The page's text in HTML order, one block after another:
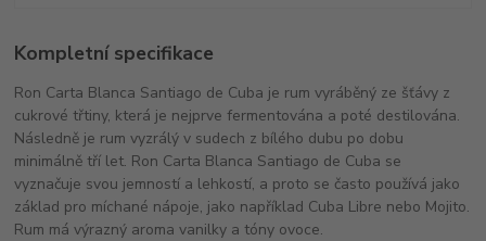
Kompletní specifikace
Ron Carta Blanca Santiago de Cuba je rum vyráběný ze šťávy z
cukrové třtiny, která je nejprve fermentována a poté destilována.
Následně je rum vyzrálý v sudech z bílého dubu po dobu
minimálně tří let. Ron Carta Blanca Santiago de Cuba se
vyznačuje svou jemností a lehkostí, a proto se často používá jako
základ pro míchané nápoje, jako například Cuba Libre nebo Mojito.
Rum má výrazný aroma vanilky a tóny ovoce.